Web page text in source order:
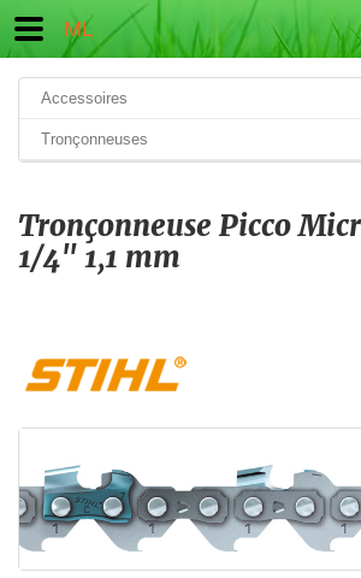
ML
Accessoires
Tronçonneuses
Tronçonneuse Picco
1/4" 1,1 mm